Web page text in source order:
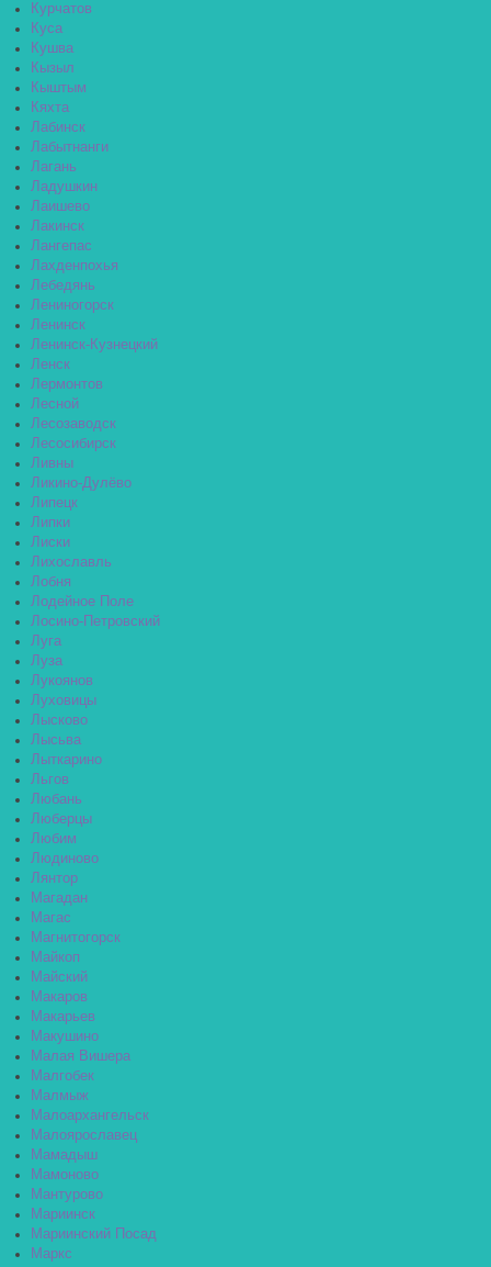
Курчатов
Куса
Кушва
Кызыл
Кыштым
Кяхта
Лабинск
Лабытнанги
Лагань
Ладушкин
Лаишево
Лакинск
Лангепас
Лахденпохья
Лебедянь
Лениногорск
Ленинск
Ленинск-Кузнецкий
Ленск
Лермонтов
Лесной
Лесозаводск
Лесосибирск
Ливны
Ликино-Дулёво
Липецк
Липки
Лиски
Лихославль
Лобня
Лодейное Поле
Лосино-Петровский
Луга
Луза
Лукоянов
Луховицы
Лысково
Лысьва
Лыткарино
Льгов
Любань
Люберцы
Любим
Людиново
Лянтор
Магадан
Магас
Магнитогорск
Майкоп
Майский
Макаров
Макарьев
Макушино
Малая Вишера
Малгобек
Малмыж
Малоархангельск
Малоярославец
Мамадыш
Мамоново
Мантурово
Мариинск
Мариинский Посад
Маркс